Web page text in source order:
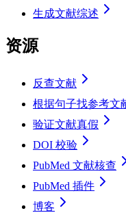
生成文献综述
资源
反查文献
根据句子找参考文
验证文献真假
DOI 校验
PubMed 文献核查
PubMed 插件
博客